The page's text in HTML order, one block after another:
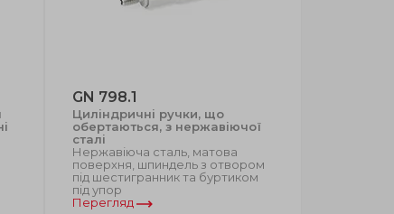
GN 798.1
Циліндричні ручки, що
обертаються, з нержавіючої
сталі
Нержавіюча сталь, матова
поверхня, шпиндель з отвором
під шестигранник та буртиком
під упор
Перегляд